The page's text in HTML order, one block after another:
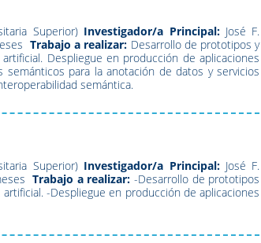
Superior) Investigador/a Principal: José F.
Trabajo a realizar: Desarrollo de prototipos y
Despliegue en producción de aplicaciones
para la anotación de datos y servicios
semántica.
Superior) Investigador/a Principal: José F.
Trabajo a realizar:-Desarrollo de prototipos
-Despliegue en producción de aplicaciones